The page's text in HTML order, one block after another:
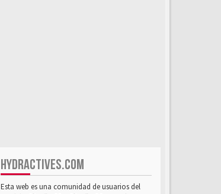
HYDRACTIVES.COM
Esta web es una comunidad de usuarios del